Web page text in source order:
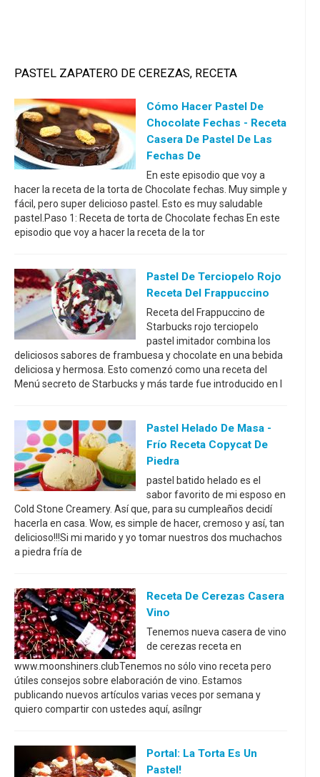
PASTEL ZAPATERO DE CEREZAS, RECETA
Cómo Hacer Pastel De
Chocolate Fechas - Receta
Casera De Pastel De Las
Fechas De
En este episodio que voy a
hacer la receta de la torta de Chocolate fechas. Muy simple y
fácil, pero super delicioso pastel. Esto es muy saludable
pastel.Paso 1: Receta de torta de Chocolate fechas En este
episodio que voy a hacer la receta de la tor
Pastel De Terciopelo Rojo
Receta Del Frappuccino
Receta del Frappuccino de
Starbucks rojo terciopelo
pastel imitador combina los
deliciosos sabores de frambuesa y chocolate en una bebida
deliciosa y hermosa. Esto comenzó como una receta del
Menú secreto de Starbucks y más tarde fue introducido en l
Pastel Helado De Masa -
Frío Receta Copycat De
Piedra
pastel batido helado es el
sabor favorito de mi esposo en
Cold Stone Creamery. Así que, para su cumpleaños decidí
hacerla en casa. Wow, es simple de hacer, cremoso y así, tan
delicioso!!!Si mi marido y yo tomar nuestros dos muchachos
a piedra fría de
Receta De Cerezas Casera
Vino
Tenemos nueva casera de vino
de cerezas receta en
www.moonshiners.clubTenemos no sólo vino receta pero
útiles consejos sobre elaboración de vino. Estamos
publicando nuevos artículos varias veces por semana y
quiero compartir con ustedes aquí, asíIngr
Portal: La Torta Es Un
Pastel!